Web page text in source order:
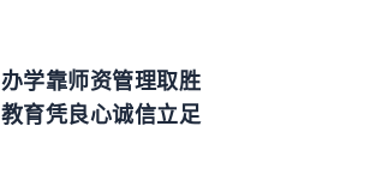
办学靠师资管理取胜
教育凭良心诚信立足